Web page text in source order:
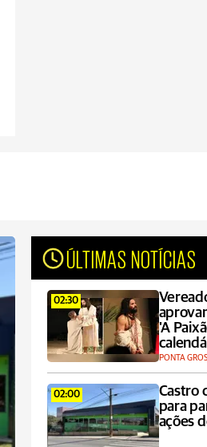
ÚLTIMAS NOTÍCIAS
02:30
'A
PONTA
02:00
Castro
para
ações